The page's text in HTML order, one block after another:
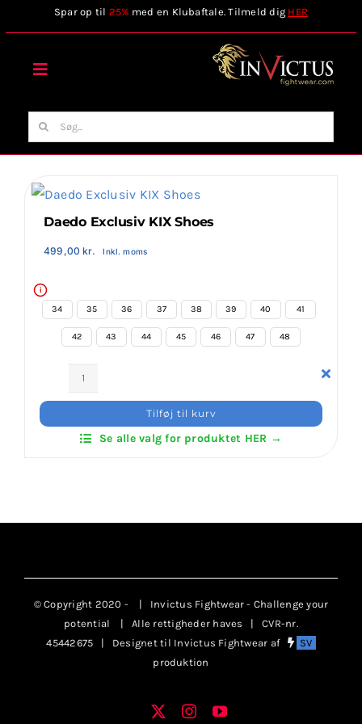
to
Spar op til 25% med en Klubaftale. Tilmeld dig HER
Toggle
Forside
Stilart / Kampsport
Invictus Brands
Klubaftalesider – Find din klub
Brodering / Tryk
Information
Søg
efter:
Daedo Exclusiv KIX Shoes
499,00kr. Inkl. moms
i
34 35 36 37 38 39 40 41
42 43 44 45 46 47 48
KIX
Shoes
Tilføj til kurv
Se alle valg for produktet HER →
© Copyright 2020 -
| Invictus Fightwear - Challenge your
potential
| Alle rettigheder haves | CVR-nr.
45442675 | Designet til Invictus Fightwear af
SV
produktion
Facebook
X InstagramYouTube